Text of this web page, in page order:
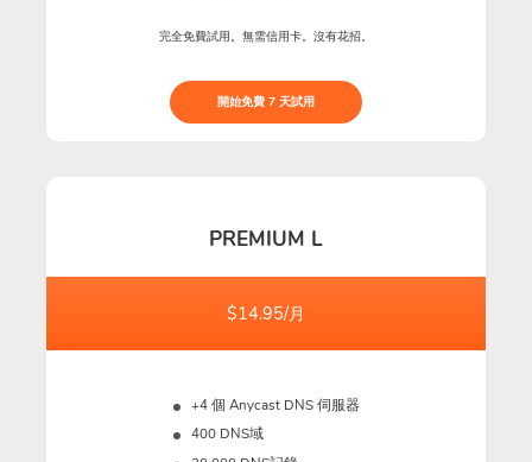
完全免費試用。無需信用卡。沒有花招。
開始免費 7 天試用
PREMIUM L
$14.95/月
+4 個 Anycast DNS 伺服器
400 DNS域